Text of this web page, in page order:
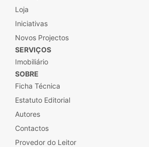
Loja
Iniciativas
Novos Projectos
SERVIÇOS
Imobiliário
SOBRE
Ficha Técnica
Estatuto Editorial
Autores
Contactos
Provedor do Leitor